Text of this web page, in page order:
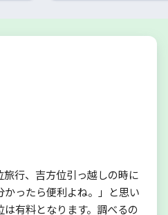
旅行、吉方位引っ越しの時に
ったら便利よね。」と思い
有料となります。調べるの